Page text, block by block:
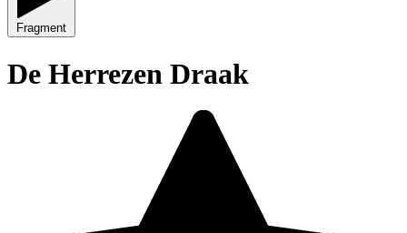
Fragment
De Herrezen Draak